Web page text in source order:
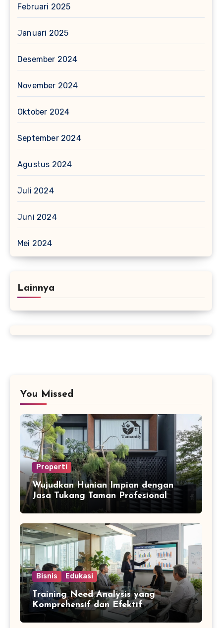
Februari 2025
Januari 2025
Desember 2024
November 2024
Oktober 2024
September 2024
Agustus 2024
Juli 2024
Juni 2024
Mei 2024
Lainnya
You Missed
Properti
Wujudkan Hunian Impian dengan
Jasa Tukang Taman Profesional
Bisnis Edukasi
Training Need Analysis yang
Komprehensif dan Efektif